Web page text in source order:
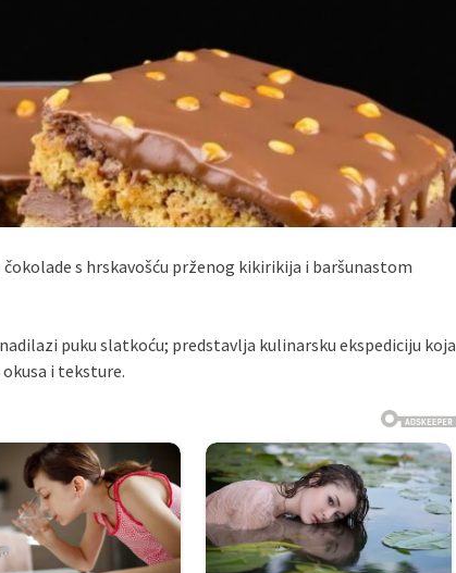
s hrskavošću prženog kikirikija i baršunastom
puku slatkoću; predstavlja kulinarsku ekspediciju koja
i teksture.